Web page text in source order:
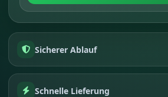
Sicherer Ablauf
Schnelle Lieferung